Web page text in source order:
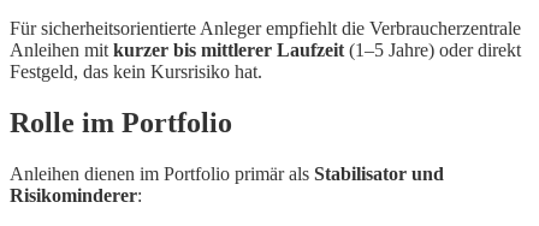
Für sicherheitsorientierte Anleger empfiehlt die Verbraucherzentrale
Anleihen mit kurzer bis mittlerer Laufzeit (1–5 Jahre) oder direkt
Festgeld, das kein Kursrisiko hat.
Rolle im Portfolio
Anleihen dienen im Portfolio primär als Stabilisator und
Risikominderer: